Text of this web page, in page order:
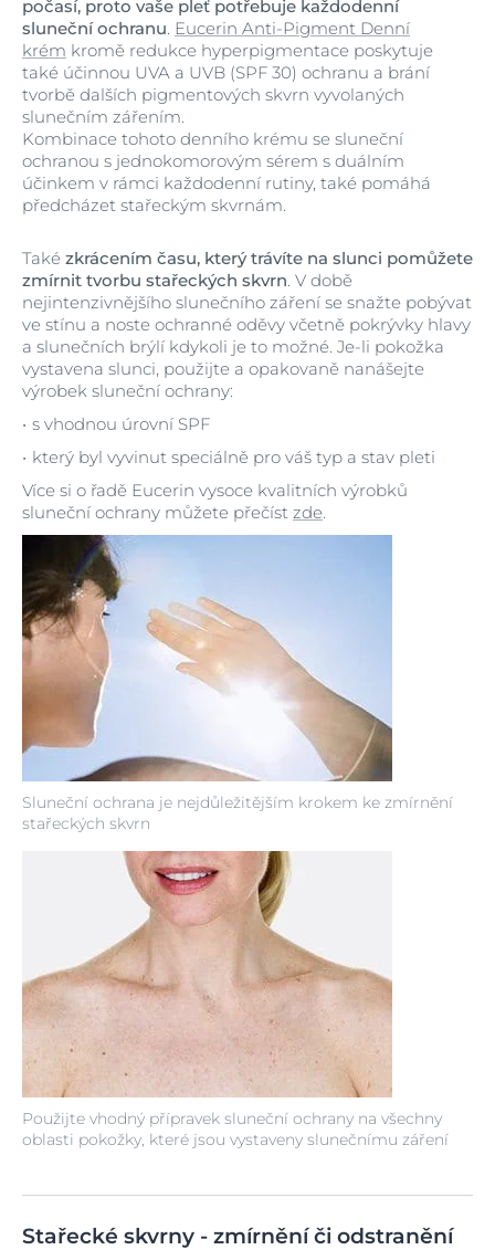
Sluneční ochrana je nejdůležitějším krokem ke zmírnění
stařeckých skvrn
Použijte vhodný přípravek sluneční ochrany na všechny
oblasti pokožky, které jsou vystaveny slunečnímu záření
počasí, proto vaše pleť potřebuje každodenní
sluneční ochranu. Eucerin Anti-Pigment Denní
krém kromě redukce hyperpigmentace poskytuje
také účinnou UVA a UVB (SPF 30) ochranu a brání
tvorbě dalších pigmentových skvrn vyvolaných
slunečním zářením.
Kombinace tohoto denního krému se sluneční
ochranou s jednokomorovým sérem s duálním
účinkem v rámci každodenní rutiny, také pomáhá
předcházet stařeckým skvrnám.
Také zkrácením času, který trávíte na slunci pomůžete
zmírnit tvorbu stařeckých skvrn. V době
nejintenzivnějšího slunečního záření se snažte pobývat
ve stínu a noste ochranné oděvy včetně pokrývky hlavy
a slunečních brýlí kdykoli je to možné. Je-li pokožka
vystavena slunci, použijte a opakovaně nanášejte
výrobek sluneční ochrany:
s vhodnou úrovní SPF
který byl vyvinut speciálně pro váš typ a stav pleti
Více si o řadě Eucerin vysoce kvalitních výrobků
sluneční ochrany můžete přečíst zde.
Stařecké skvrny - zmírnění či odstranění